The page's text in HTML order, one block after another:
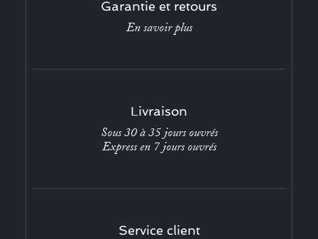
Garantie et retours
En savoir plus
Livraison
Sous 30 à 35 jours ouvrés
Express en 7 jours ouvrés
Service client